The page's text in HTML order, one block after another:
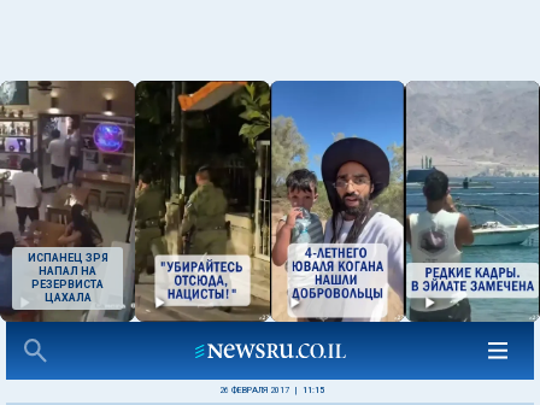
ИСПАНЕЦ ЗРЯ
НАПАЛ НА
РЕЗЕРВИСТА
ЦАХАЛА
26 ФЕВРАЛЯ 2017 11:15